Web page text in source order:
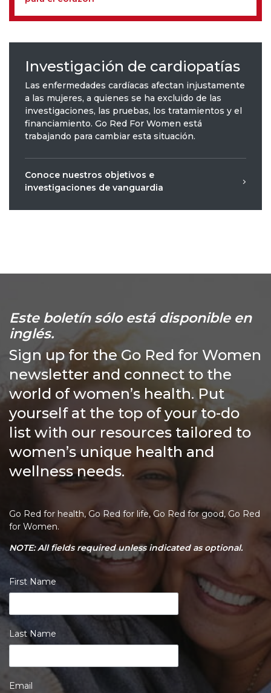
Investigación de cardiopatías
Las enfermedades cardíacas afectan injustamente
a las mujeres, a quienes se ha excluido de las
investigaciones, las pruebas, los tratamientos y el
financiamiento. Go Red For Women está
trabajando para cambiar esta situación.
Conoce nuestros objetivos e
investigaciones de vanguardia
Este boletín sólo está disponible en
inglés.
Sign up for the Go Red for Women
newsletter and connect to the
world of women’s health. Put
yourself at the top of your to-do
list with our resources tailored to
women’s unique health and
wellness needs.
Go Red for health, Go Red for life, Go Red for good, Go Red
for Women.
NOTE: All fields required unless indicated as optional.
First Name
Last Name
Email